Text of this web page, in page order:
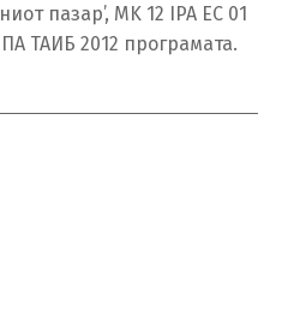
пазар’, MK 12 IPA EC 01
ТАИБ 2012 програмата.
Language